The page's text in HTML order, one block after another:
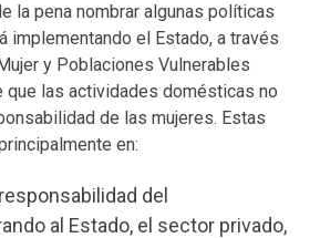
la pena nombrar algunas políticas
implementando el Estado, a través
y Poblaciones Vulnerables
que las actividades domésticas no
de las mujeres. Estas
en:
del
al Estado, el sector privado,